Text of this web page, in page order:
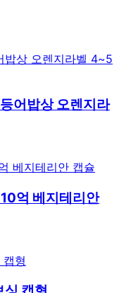
어밥상 오렌지라
억 베지테리안